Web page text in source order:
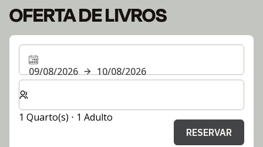
OFERTA DE LIVROS
09/08/2026
10/08/2026
Selecionar o número de quartos e de hóspedes para a
1 Quarto(s) ⋅ 1 Adulto
RESERVAR